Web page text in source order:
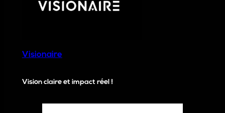
Visionaire
Vision claire et impact réel !